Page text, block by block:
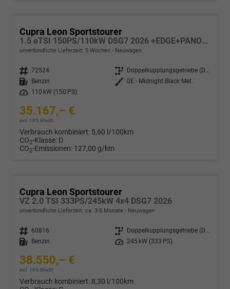
Cupra Leon Sportstourer
1.5 eTSI 150PS/110kW DSG7 2026 +EDGE+PANO+INTELLIGENT DRIVE
unverbindliche Lieferzeit: 5 Wochen Neuwagen
Fahrzeugnr. 72524 Getriebe
Doppelkupplungsgetriebe (DSG)
Kraftstoff
Benzin Außenfarbe 0E - Midnight Black Met.
Leistung
110 kW (150 PS)
35.167,– €
incl. 19% MwSt.
Verbrauch kombiniert: 5,60 l/100km
CO2-Klasse: D
CO2-Emissionen: 127,00 g/km
Cupra Leon Sportstourer
VZ 2.0 TSI 333PS/245kW 4x4 DSG7 2026
unverbindliche Lieferzeit: ca. 3-5 Monate Neuwagen
Fahrzeugnr. 60816 Getriebe
Doppelkupplungsgetriebe (DSG)
Kraftstoff
Benzin Leistung 245 kW (333 PS)
38.550,– €
incl. 19% MwSt.
Verbrauch kombiniert: 8,30 l/100km